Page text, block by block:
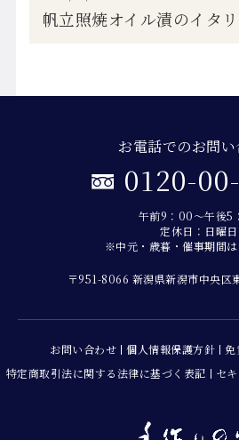
帆立照焼オイル漬のイタ
お電話でのお問
0120-
午前9：00～午後5
定休日：日曜日
※中元・歳暮・催事期間
〒951-8066 新潟県新潟市中央区
お問い合わせ 個人情報保護方針
免
特定商取引法に関する法律に基づく表記
セ